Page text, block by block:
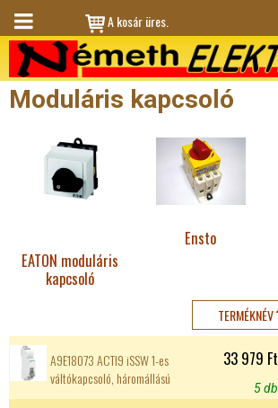
A kosár üres.
Moduláris kapcsoló
EATON moduláris
kapcsoló
Ensto
TERMÉKNÉV
A9E18073 ACTI9 iSSW 1-es
váltókapcsoló, háromállású
33 979 Ft
5 db
M
en
ü